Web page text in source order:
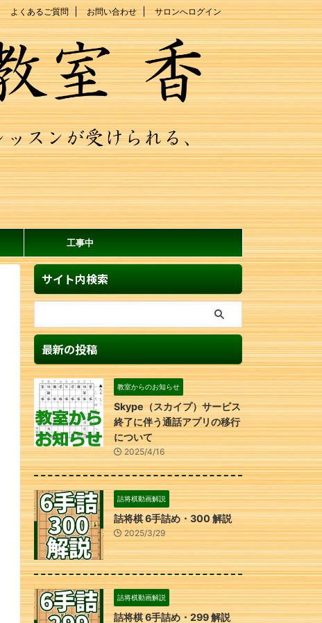
よくあるご質問 お問い合わせ サロンへログイン
工事中
サイト内検索
最新の投稿
教室からのお知らせ
Skype（スカイプ）サービス
終了に伴う通話アプリの移行
について
2025/4/16
詰将棋動画解説
詰将棋 6手詰め・300 解説
2025/3/29
詰将棋動画解説
詰将棋 6手詰め・299 解説